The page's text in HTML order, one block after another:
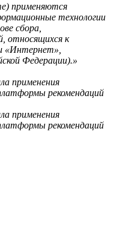
применяются
технологии
сбора,
относящихся к
«Интернет»,
Федерации).»
применения
рекомендаций
применения
рекомендаций